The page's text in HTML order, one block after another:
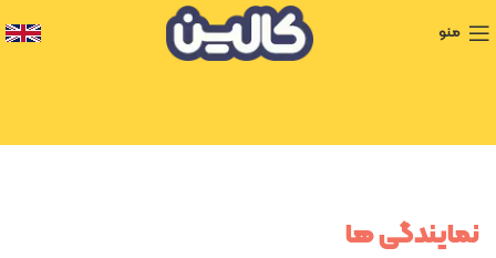
منو
نمایندگی ها